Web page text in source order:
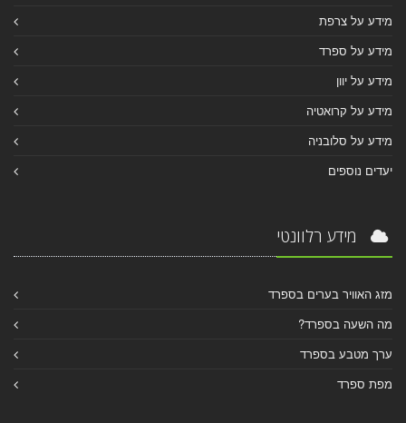
מידע על צרפת
מידע על ספרד
מידע על יוון
מידע על קרואטיה
מידע על סלובניה
יעדים נוספים
מידע רלוונטי
מזג האוויר בערים בספרד
מה השעה בספרד?
ערך מטבע בספרד
מפת ספרד